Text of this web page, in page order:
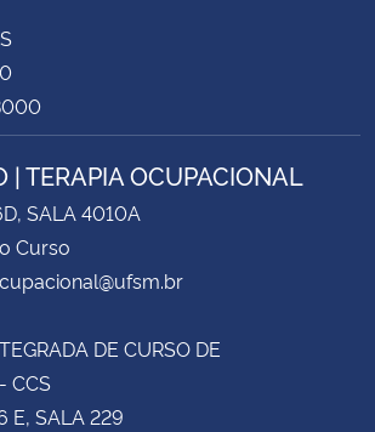
| TERAPIA OCUPACIONAL
SALA 4010A
Curso
DE CURSO DE
CCS
E, SALA 229